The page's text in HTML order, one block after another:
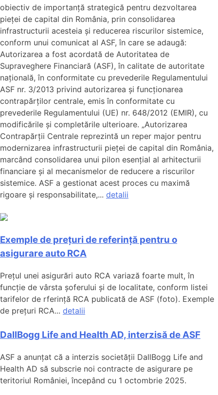
obiectiv de importanță strategică pentru dezvoltarea
pieței de capital din România, prin consolidarea
infrastructurii acesteia și reducerea riscurilor sistemice,
conform unui comunicat al ASF, în care se adaugă:
Autorizarea a fost acordată de Autoritatea de
Supraveghere Financiară (ASF), în calitate de autoritate
națională, în conformitate cu prevederile Regulamentului
ASF nr. 3/2013 privind autorizarea și funcționarea
contrapărților centrale, emis în conformitate cu
prevederile Regulamentului (UE) nr. 648/2012 (EMIR), cu
modificările și completările ulterioare. „Autorizarea
Contrapărții Centrale reprezintă un reper major pentru
modernizarea infrastructurii pieței de capital din România,
marcând consolidarea unui pilon esențial al arhitecturii
financiare și al mecanismelor de reducere a riscurilor
sistemice. ASF a gestionat acest proces cu maximă
rigoare și responsabilitate,... detalii
Exemple de prețuri de referință pentru o
asigurare auto RCA
Prețul unei asigurări auto RCA variază foarte mult, în
funcție de vârsta șoferului și de localitate, conform listei
tarifelor de rferință RCA publicată de ASF (foto). Exemple
de prețuri RCA... detalii
DallBogg Life and Health AD, interzisă de ASF
ASF a anunțat că a interzis societății DallBogg Life and
Health AD să subscrie noi contracte de asigurare pe
teritoriul României, începând cu 1 octombrie 2025.